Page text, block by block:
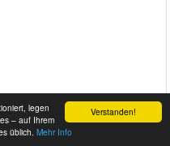
Verstanden!
legen
– auf Ihrem
üblich. Mehr Info